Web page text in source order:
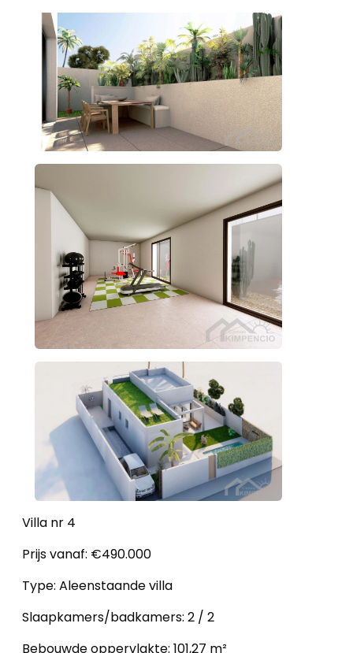
Villa nr 4
Prijs vanaf: €490.000
Type: Aleenstaande villa
Slaapkamers/badkamers: 2 / 2
Bebouwde oppervlakte: 101,27 m²